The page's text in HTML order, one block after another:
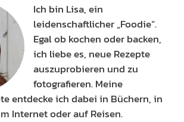
Ich bin Lisa, ein
leidenschaftlicher „Foodie“.
Egal ob kochen oder backen,
ich liebe es, neue Rezepte
auszuprobieren und zu
fotografieren. Meine
entdecke ich dabei in Büchern, in
Internet oder auf Reisen.